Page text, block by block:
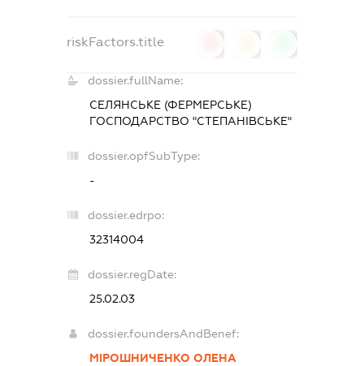
riskFactors.title
dossier.fullName:
СЕЛЯНСЬКЕ (ФЕРМЕРСЬКЕ)
ГОСПОДАРСТВО "СТЕПАНІВСЬКЕ"
dossier.opfSubType:
-
dossier.edrpo:
32314004
dossier.regDate:
25.02.03
dossier.foundersAndBenef:
МІРОШНИЧЕНКО ОЛЕНА